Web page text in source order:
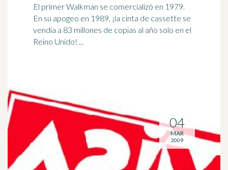
El primer Walkman se comercializó en 1979.
En su apogeo en 1989, ¡la cinta de cassette se
vendía a 83 millones de copias al año solo en el
Reino Unido! ...
04
MAR
2009